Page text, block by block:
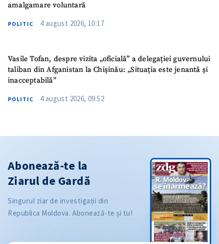
amalgamare voluntară
POLITIC 4 august 2026, 10:17
Vasile Tofan, despre vizita „oficială” a delegației guvernului
taliban din Afganistan la Chișinău: „Situația este jenantă și
inacceptabilă”
POLITIC 4 august 2026, 09:52
Abonează-te la
Ziarul de Gardă
Singurul ziar de investigații din
Republica Moldova. Abonează-te și tu!